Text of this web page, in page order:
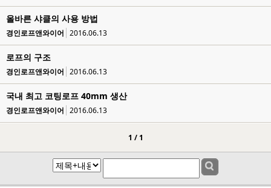
올바른 샤클의 사용 방법
경인로프앤와이어 2016.06.13
로프의 구조
경인로프앤와이어 2016.06.13
국내 최고 코팅로프 40mm 생산
경인로프앤와이어 2016.06.13
1 / 1